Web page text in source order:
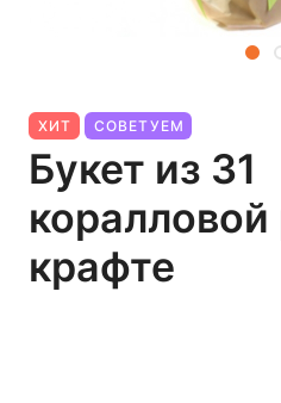
ХИТ СОВЕТУЕМ
Букет из 31
крафте